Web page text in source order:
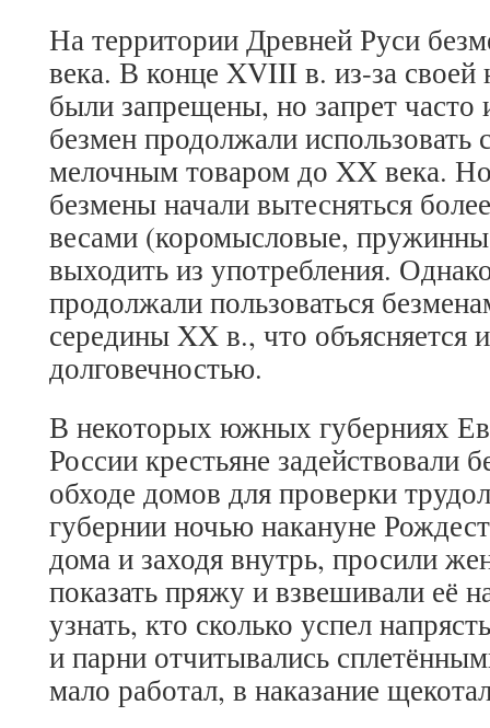
На территории Древней Руси
века. В конце XVIII в. из-за своей
были запрещены, но запрет часто
безмен продолжали
мелочным товаром до XX века.
безмены начали вытесняться
весами (коромысловые,
выходить из употребления.
продолжали пользоваться
середины XX в., что объясняется
долговечностью.
В некоторых южных губерниях
России крестьяне задействовали
обходе домов для проверки
губернии ночью накануне
дома и заходя внутрь, просили
показать пряжу и взвешивали её
узнать, кто сколько успел
и парни отчитывались
мало работал, в наказание